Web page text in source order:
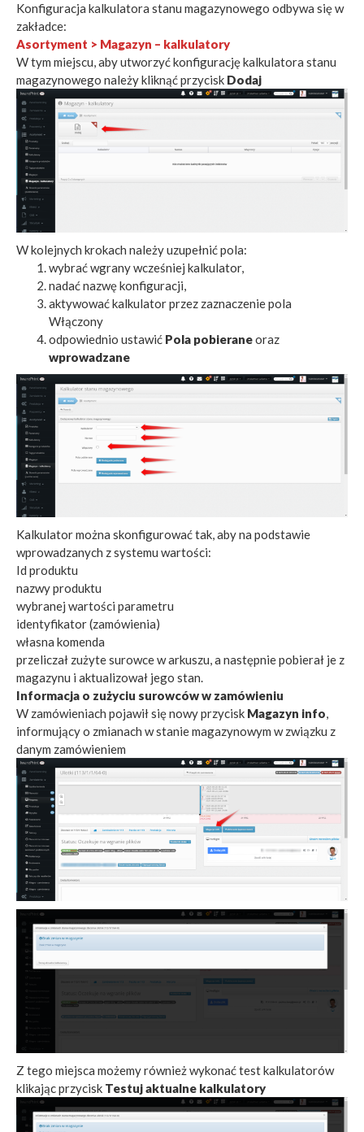
Konfiguracja kalkulatora stanu magazynowego odbywa się w
zakładce:
Asortyment > Magazyn – kalkulatory
W tym miejscu, aby utworzyć konfigurację kalkulatora stanu
magazynowego należy kliknąć przycisk Dodaj
W kolejnych krokach należy uzupełnić pola:
wybrać wgrany wcześniej kalkulator,
nadać nazwę konfiguracji,
aktywować kalkulator przez zaznaczenie pola
Włączony
odpowiednio ustawić Pola pobieraneoraz
wprowadzane
Kalkulator można skonfigurować tak, aby na podstawie
wprowadzanych z systemu wartości:
Id produktu
nazwy produktu
wybranej wartości parametru
identyfikator (zamówienia)
własna komenda
przeliczał zużyte surowce w arkuszu, a następnie pobierał je z
magazynu i aktualizował jego stan.
Informacja o zużyciu surowców w zamówieniu
W zamówieniach pojawił się nowy przycisk Magazyn info,
informujący o zmianach w stanie magazynowym w związku z
danym zamówieniem
Z tego miejsca możemy również wykonać test kalkulatorów
klikając przycisk Testuj aktualne kalkulatory